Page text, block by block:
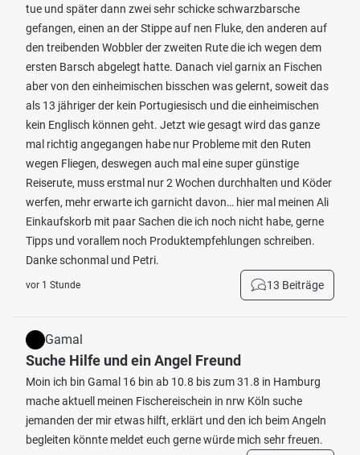
tue und später dann zwei sehr schicke schwarzbarsche
gefangen, einen an der Stippe auf nen Fluke, den anderen auf
den treibenden Wobbler der zweiten Rute die ich wegen dem
ersten Barsch abgelegt hatte. Danach viel garnix an Fischen
aber von den einheimischen bisschen was gelernt, soweit das
als 13 jähriger der kein Portugiesisch und die einheimischen
kein Englisch können geht. Jetzt wie gesagt wird das ganze
mal richtig angegangen habe nur Probleme mit den Ruten
wegen Fliegen, deswegen auch mal eine super günstige
Reiserute, muss erstmal nur 2 Wochen durchhalten und Köder
werfen, mehr erwarte ich garnicht davon… hier mal meinen Ali
Einkaufskorb mit paar Sachen die ich noch nicht habe, gerne
Tipps und vorallem noch Produktempfehlungen schreiben.
Danke schonmal und Petri.
vor 1 Stunde 13 Beiträge
Gamal
Suche Hilfe und ein Angel Freund
Moin ich bin Gamal 16 bin ab 10.8 bis zum 31.8 in Hamburg
mache aktuell meinen Fischereischein in nrw Köln suche
jemanden der mir etwas hilft, erklärt und den ich beim Angeln
begleiten könnte meldet euch gerne würde mich sehr freuen.